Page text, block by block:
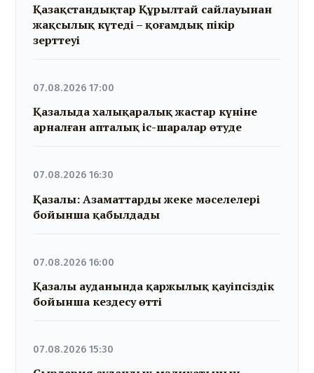
Қазақстандықтар Құрылтай сайлауынан
жақсылық күтеді – қоғамдық пікір
зерттеуі
07.08.2026 17:00
Қазалыда халықаралық жастар күніне
арналған апталық іс-шаралар өтуде
07.08.2026 16:30
Қазалы: Азаматтарды жеке мәселелері
бойынша қабылдады
07.08.2026 16:00
Қазалы ауданында қаржылық қауіпсіздік
бойынша кездесу өтті
07.08.2026 15:30